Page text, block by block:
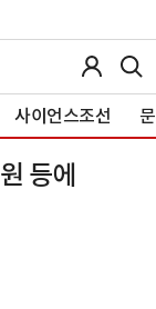
사이언스조선
등에